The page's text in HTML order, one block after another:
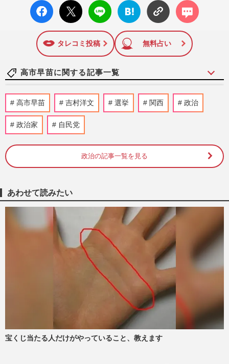
陣の執筆記事を配信するほか、女性週刊誌『週刊女性』の誌
面に掲載された記事から、インターネット利用者層にとって
特に関心の高い題材の記事を、WEB向けにリライトして配信
しています！
facebo
ok い
X ポス
ト
LINE
はてな
ブック
に追加
コメン
ト
タレコミ投稿 無料占い
高市早苗に関する記事一覧
《1%の消費減税》自民党・小渕優子氏、
高市早苗首相の“代替財源”ナシに反発も
「揚げ足取りではなく」求め…
週刊女性PRIME
スピードスケート・高木美帆が国民栄誉賞
受賞！副賞に「包丁10本」を選んだ背景
週刊女性PRIME
高市早苗首相、消費税減税・物価高対策を
後回しで支持率急落、V字回復への目玉人
事は国民民主・玉木雄一郎…
週刊女性2026年8月18日・25日号 2026/8/6
高市早苗首相が熊本地震を自衛隊のヘリで
視察、上空での合掌姿に蓮舫議員が噛みつ
いた「止める人はいなかっ…
2026/8/5
「消費税減税の公約」進める高市早苗首相
高市早苗 吉村洋文 選挙 関西 政治
政治家 自民党
政治の記事一覧を見る
あわせて読みたい
宝くじ当たる人だけがやっていること、教えます